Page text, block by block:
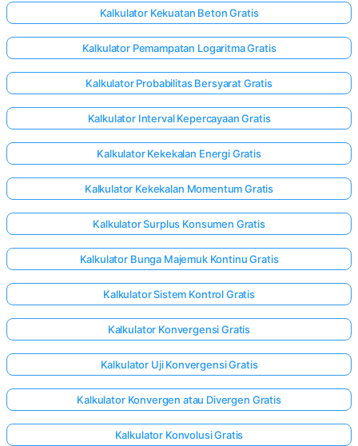
Kalkulator Kekuatan Beton Gratis
Kalkulator Pemampatan Logaritma Gratis
Kalkulator Probabilitas Bersyarat Gratis
Kalkulator Interval Kepercayaan Gratis
Kalkulator Kekekalan Energi Gratis
Kalkulator Kekekalan Momentum Gratis
Kalkulator Surplus Konsumen Gratis
Kalkulator Bunga Majemuk Kontinu Gratis
Kalkulator Sistem Kontrol Gratis
Kalkulator Konvergensi Gratis
Kalkulator Uji Konvergensi Gratis
Kalkulator Konvergen atau Divergen Gratis
Kalkulator Konvolusi Gratis